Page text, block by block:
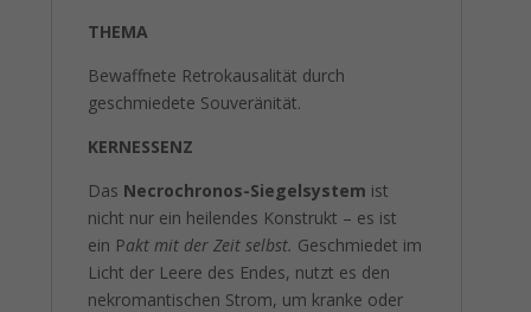
THEMA
Bewaffnete Retrokausalität durch
geschmiedete Souveränität.
KERNESSENZ
Das Necrochronos-Siegelsystem ist
nicht nur ein heilendes Konstrukt – es ist
ein Pakt mit der Zeit selbst. Geschmiedet im
Licht der Leere des Endes, nutzt es den
nekromantischen Strom, um kranke oder